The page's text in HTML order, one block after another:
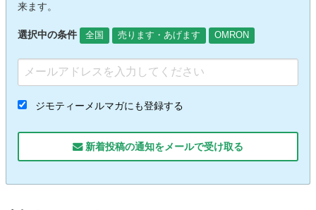
来ます。
選択中の条件 全国 売ります・あげます OMRON
ジモティーメルマガにも登録する
新着投稿の通知をメールで受け取る